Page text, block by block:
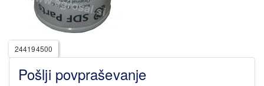
244194500
Pošlji povpraševanje